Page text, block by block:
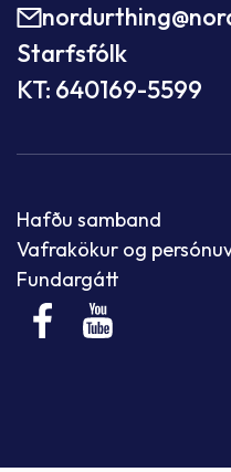
Starfsfólk
KT: 640169-5599
Hafðu samband
Vafrakökur og
Fundargátt